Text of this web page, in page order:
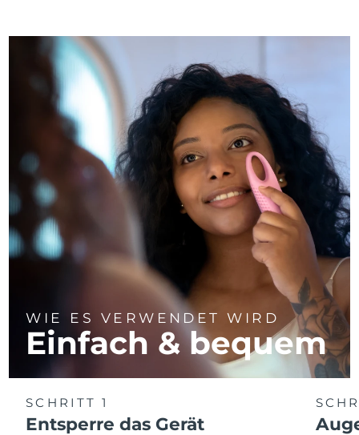
WIE ES VERWENDET WIRD
Einfach & bequem
SCHRITT 1
Entsperre das Gerät